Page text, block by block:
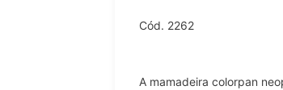
Cód. 2262
A mamadeira colorpan